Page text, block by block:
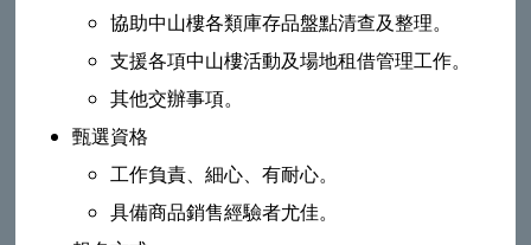
協助中山樓各類庫存品盤點清查及整理。
支援各項中山樓活動及場地租借管理工作。
其他交辦事項。
甄選資格
工作負責、細心、有耐心。
具備商品銷售經驗者尤佳。